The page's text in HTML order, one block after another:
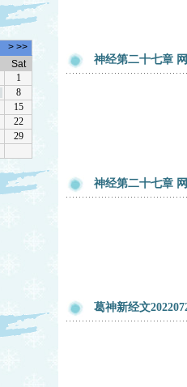
神经第二十七章
神经第二十七章
葛神新经文